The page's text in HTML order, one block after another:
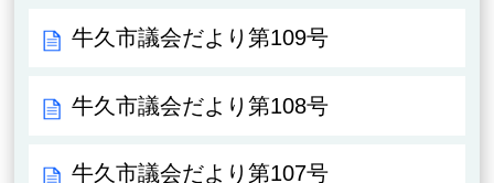
牛久市議会だより第109号
牛久市議会だより第108号
牛久市議会だより第107号